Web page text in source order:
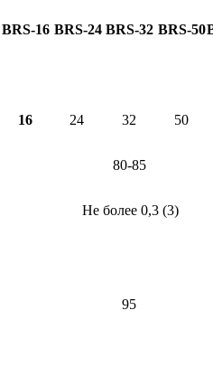
BRS-16 BRS-24 BRS-32 BRS-50
16 24 32 50
80-85
Не более 0,3 (3)
95